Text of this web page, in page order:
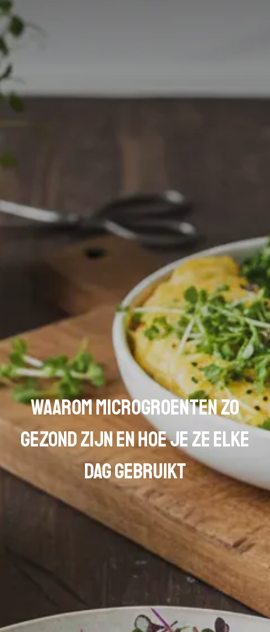
Waarom microgroenten zo
gezond zijn en hoe je ze elke
dag gebruikt